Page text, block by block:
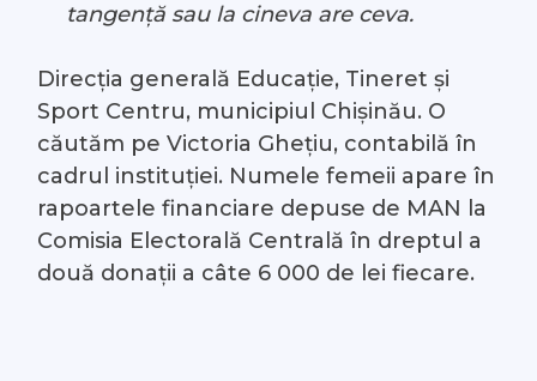
tangență sau la cineva are ceva.
Direcţia generală Educație, Tineret și
Sport Centru, municipiul Chișinău. O
căutăm pe Victoria Ghețiu, contabilă în
cadrul instituției. Numele femeii apare în
rapoartele financiare depuse de MAN la
Comisia Electorală Centrală în dreptul a
două donații a câte 6 000 de lei fiecare.